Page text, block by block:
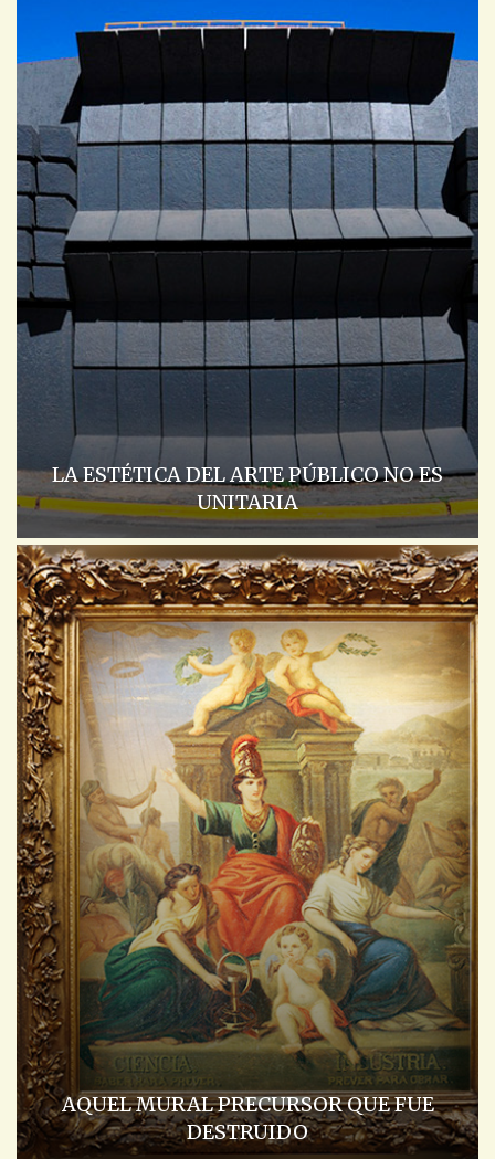
LA ESTÉTICA DEL ARTE PÚBLICO NO ES
UNITARIA
ACADEMIA
AQUEL MURAL PRECURSOR QUE FUE
DESTRUIDO